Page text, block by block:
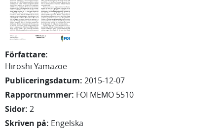
Författare:
Hiroshi Yamazoe
Publiceringsdatum: 2015-12-07
Rapportnummer: FOI MEMO 5510
Sidor: 2
Skriven på: Engelska